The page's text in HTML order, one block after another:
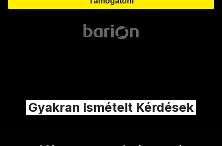
Gyakran Ismételt Kérdések